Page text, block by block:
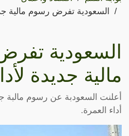
السعودية تفرض رسوم مالية
السعودية
مالية جديدة
أعلنت السعودبة عن رسوم
أداء العمرة.